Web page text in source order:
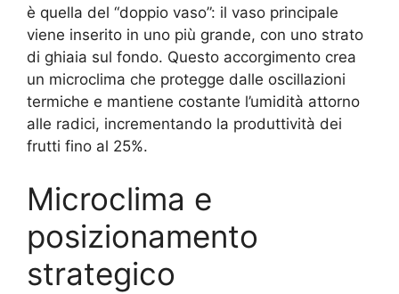
è quella del “doppio vaso”: il vaso principale
viene inserito in uno più grande, con uno strato
di ghiaia sul fondo. Questo accorgimento crea
un microclima che protegge dalle oscillazioni
termiche e mantiene costante l’umidità attorno
alle radici, incrementando la produttività dei
frutti fino al 25%.
Microclima e
posizionamento
strategico